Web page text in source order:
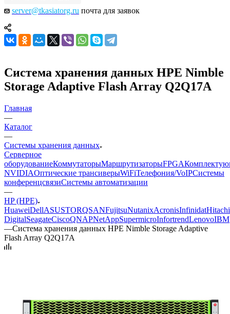
server@tkasiatorg.ru почта для заявок
Система хранения данных HPE Nimble
Storage Adaptive Flash Array Q2Q17A
Главная
—
Каталог
—
Системы хранения данных
Серверное
оборудованиеКоммутаторыМаршрутизаторыFPGA
NVIDIAОптические трансиверыWiFiТелефония/VoIPСистемы
конференцсвязиСистемы автоматизации
—
HP (HPE)
HuaweiDellASUSTORQSANFujitsuNutanixAcronisInfinidatHitachi
DigitalSeagateCiscoQNAPNetAppSupermicroInfortrendLenovoIBM
—Система хранения данных HPE Nimble Storage Adaptive
Flash Array Q2Q17A